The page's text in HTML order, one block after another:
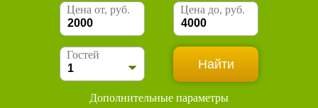
Цена от, руб. Цена до, руб.
Гостей
Дополнительные параметры